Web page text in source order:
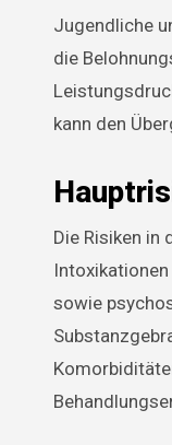
Jugendliche
die
kann den
Die Risiken
sowie